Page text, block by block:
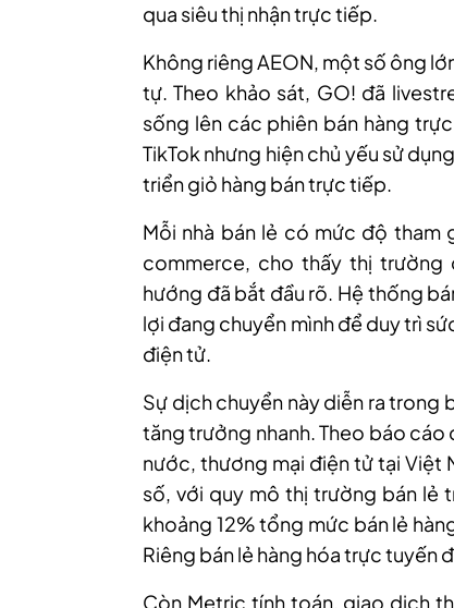
qua siêu thị nhận trực tiếp.
Không riêng AEON, một số ông
tự. Theo khảo sát, GO! đã
sống lên các phiên bán hàng
TikTok nhưng hiện chủ yếu sử
triển giỏ hàng bán trực tiếp.
Mỗi nhà bán lẻ có mức độ tham
commerce, cho thấy thị trường
hướng đã bắt đầu rõ. Hệ thống
lợi đang chuyển mình để duy trì
điện tử.
Sự dịch chuyển này diễn ra trong
tăng trưởng nhanh. Theo báo
nước, thương mại điện tử tại Việt
số, với quy mô thị trường bán lẻ
khoảng 12% tổng mức bán lẻ
Riêng bán lẻ hàng hóa trực tuyến
Còn Metric tính toán, giao dịch